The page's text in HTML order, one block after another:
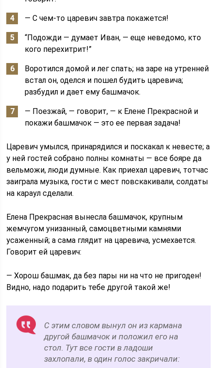
— С чем-то царевич завтра покажется!
“Подожди — думает Иван, — еще неведомо, кто
кого перехитрит!”
Воротился домой и лег спать; на заре на утренней
встал он, оделся и пошел будить царевича;
разбудил и дает ему башмачок.
— Поезжай, — говорит, — к Елене Прекрасной и
покажи башмачок — это ее первая задача!
Царевич умылся, принарядился и поскакал к невесте; а
у ней гостей собрано полны комнаты — все бояре да
вельможи, люди думные. Как приехал царевич, тотчас
заиграла музыка, гости с мест повскакивали, солдаты
на караул сделали.
Елена Прекрасная вынесла башмачок, крупным
жемчугом унизанный, самоцветными камнями
усаженный; а сама глядит на царевича, усмехается.
Говорит ей царевич:
— Хорош башмак, да без пары ни на что не пригоден!
Видно, надо подарить тебе другой такой же!
С этим словом вынул он из кармана
другой башмачок и положил его на
стол. Тут все гости в ладоши
захлопали, в один голос закричали: